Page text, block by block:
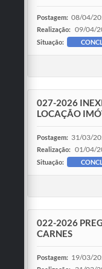
Postagem: 08/04/
Realização: 09/04/
Situação:
027-2026
LOCAÇÃO
Postagem: 31/03/
Realização: 01/04/
Situação:
022-2026
CARNES
Postagem: 19/03/